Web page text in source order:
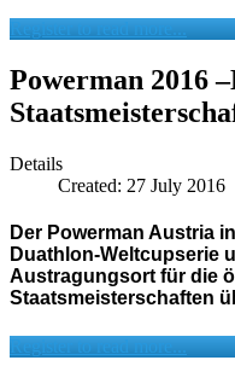
Register to read more...
Powerman 2016
Details
Created: 27 July 2016
Der Powerman Austria
Duathlon-Weltcupserie
Austragungsort für die
Staatsmeisterschaften
Register to read more...